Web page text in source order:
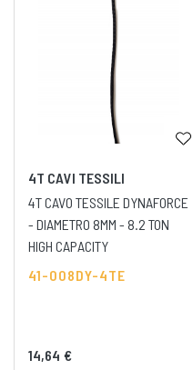
4T CAVI TESSILI
4T CAVO TESSILE DYNAFORCE
- DIAMETRO 8MM - 8.2 TON
HIGH CAPACITY
41-008DY-4TE
14,64 €